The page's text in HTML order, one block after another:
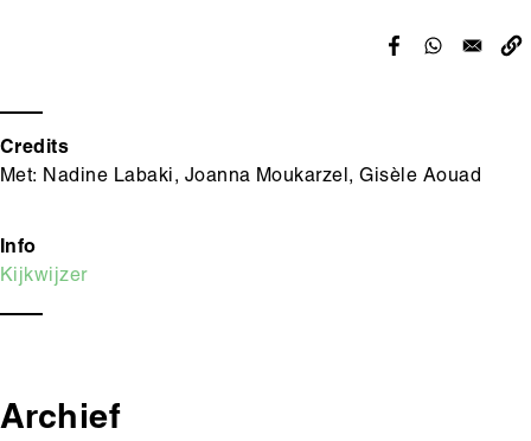
Credits
Met: Nadine Labaki, Joanna Moukarzel, Gisèle Aouad
Info
Kijkwijzer
Archief